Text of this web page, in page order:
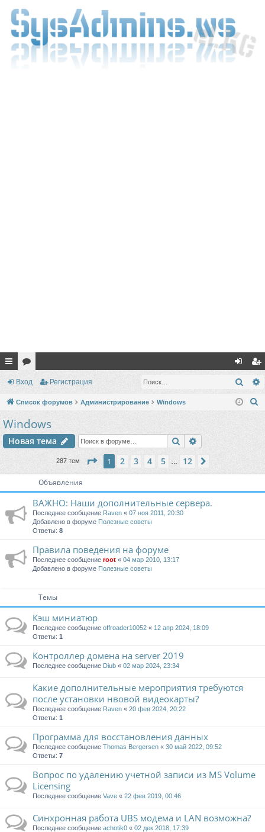
с
ы
и
ор хо
д
ег
ис
Вход Регистрация
Список форумов Администрирование Windows
Windows
Новая тема Поиск
287 тем Страница из 12
1 2 3 4 5 12
Объявления
ВАЖНО: Наши дополнительные сервера.
Последнее сообщение Raven « 07 ноя 2011, 20:30
Добавлено в форуме Полезные советы
Ответы: 8
Правила поведения на форуме
Последнее сообщение root « 04 мар 2010, 13:17
Добавлено в форуме Полезные советы
Темы
Кэш миниатюр
Последнее сообщение offroader10052 « 12 апр 2024, 18:09
Ответы: 1
Контроллер домена на server 2019
Последнее сообщение Diub « 02 мар 2024, 23:34
Какие дополнительные мероприятия требуются
после установки нвовой видеокарты?
Последнее сообщение Raven « 20 фев 2024, 20:22
Ответы: 1
Программа для восстановления данных
Последнее сообщение Thomas Bergersen « 30 май 2022, 09:52
Ответы: 7
Вопрос по удалению учетной записи из MS Volume
Licensing
Последнее сообщение Vave « 22 фев 2019, 00:46
Синхронная работа UBS модема и LAN возможна?
Последнее сообщение achotik0 « 02 дек 2018, 17:39